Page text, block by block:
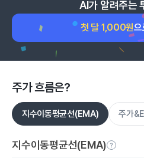
AI가 알려주는
첫 달 1,000원으
주가 흐름은?
지수이동평균선(EMA) 주가
지수이동평균선(EMA)